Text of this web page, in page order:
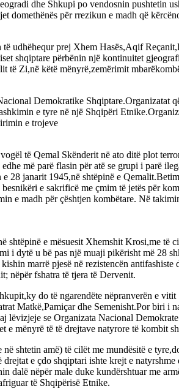
dhe Shkupi po vendosnin pushtetin
domethënës për rrezikun e madh që
të udhëhequr prej Xhem Hasës,Aqif
shqiptare përbënin një kontinuitet
Zi,në këtë mënyrë,zemërimit
Demokratike Shqiptare.Organizatat
e tyre në një Shqipëri
e trojeve
të Qemal Skënderit në ato ditë plot
më parë flasin për atë se grupi i parë
28 janarit 1945,në shtëpinë e
e sakrificë me çmim të jetës për
e madh për çështjen kombëtare. Në
e mësuesit Xhemshit Krosi,me të
dytë u bë pas një muaji pikërisht më 28
marrë pjesë në rezistencën
nëpër fshatra të tjera të Dervenit.
do të ngarendëte nëpranverën e
Matkë,Pamiçar dhe Semenisht.Por biri i
lëvizjeje se Organizata Nacional
e mënyrë të të drejtave natyrore të kombit
shtetin amë) të cilët me mundësitë e
e çdo shqiptari ishte krejt e
nëpër male duke kundërshtuar me
të Shqipërisë Etnike.